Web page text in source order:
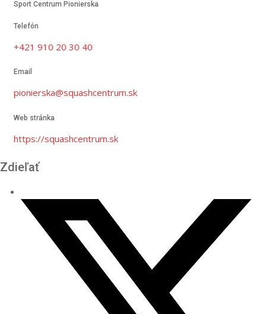
Sport Centrum Pionierska
Telefón
+421 910 20 30 40
Email
pionierska@squashcentrum.sk
Web stránka
https://squashcentrum.sk
Zdieľať